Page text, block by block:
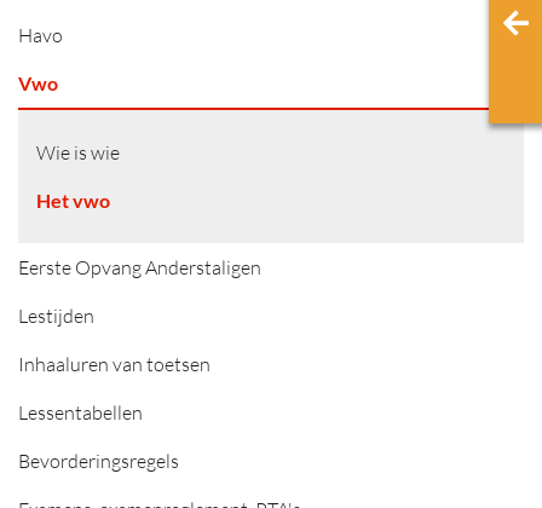
Havo
Vwo
Wie is wie
Het vwo
Eerste Opvang Anderstaligen
Lestijden
Inhaaluren van toetsen
Lessentabellen
Bevorderingsregels